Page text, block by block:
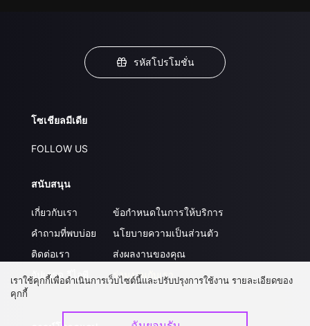
รหัสโปรโมชั่น
โซเชียลมีเดีย
FOLLOW US
สนับสนุน
เกี่ยวกับเรา
คำถามที่พบบ่อย
ติดต่อเรา
อัปเกรด วีไอพี
ข้อกำหนดในการให้บริการ
นโยบายความเป็นส่วนตัว
ส่งผลงานของคุณ
ร่วมงานกับเรา
เราใช้คุกกี้เพื่อดำเนินการเว็บไซต์นี้และปรับปรุงการใช้งาน รายละเอียดของ
คุกกี้